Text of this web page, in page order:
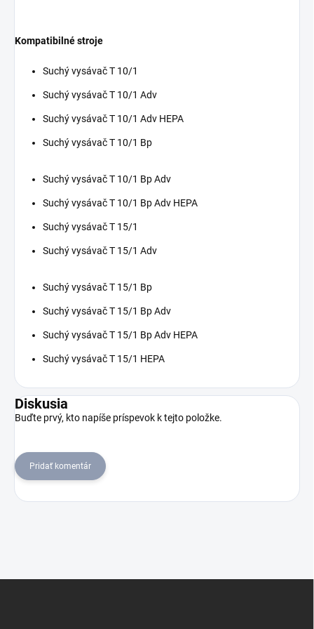
Kompatibilné stroje
Suchý vysávač T 10/1
Suchý vysávač T 10/1 Adv
Suchý vysávač T 10/1 Adv HEPA
Suchý vysávač T 10/1 Bp
Suchý vysávač T 10/1 Bp Adv
Suchý vysávač T 10/1 Bp Adv HEPA
Suchý vysávač T 15/1
Suchý vysávač T 15/1 Adv
Suchý vysávač T 15/1 Bp
Suchý vysávač T 15/1 Bp Adv
Suchý vysávač T 15/1 Bp Adv HEPA
Suchý vysávač T 15/1 HEPA
Diskusia
Buďte prvý, kto napíše príspevok k tejto položke.
Pridať komentár